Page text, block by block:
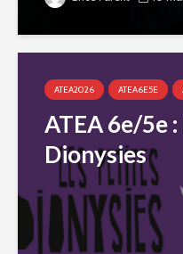
ATEA2026 ATEA6E5E
ATEA 6e/5e
Dionysies